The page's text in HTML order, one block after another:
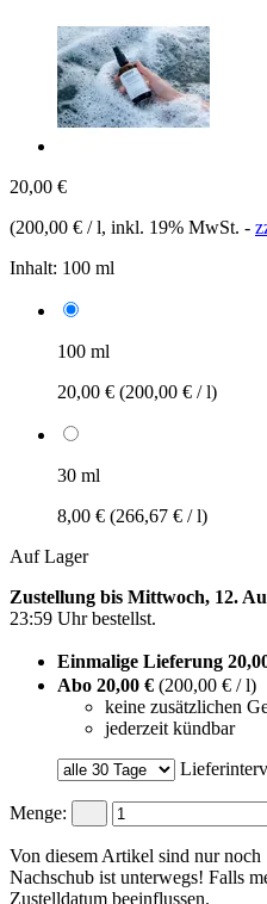
20,00 €
(200,00 € / l, inkl. 19% MwSt. -
Inhalt: 100 ml
100 ml
20,00 € (200,00 € / l)
30 ml
8,00 € (266,67 € / l)
Auf Lager
Zustellung bis Mittwoch, 12.
23:59 Uhrbestellst.
Einmalige Lieferung
Abo 20,00 € (200,00 € / l)
keine zusätzlichen
jederzeit kündbar
Menge:
Von diesem Artikel sind nur noch
Nachschub ist unterwegs! Falls
Zustelldatum beeinflussen.